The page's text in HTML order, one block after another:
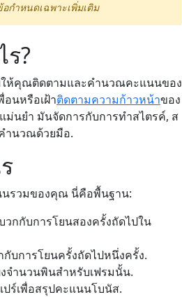
กำหนดเฉพาะเพิ่มเติม
?
ให้คุณติดตามและคำนวณคะแนนของ
นหรือเฝ้าติดตามความก้าวหน้าของ
ม่นยำ มันจัดการกับการทำสไตรค์, ส
ำนวณด้วยมือ.
นรวมของคุณ นี่คือพื้นฐาน:
กกับการโยนสองครั้งถัดไปใน
บการโยนครั้งถัดไปหนึ่งครั้ง.
จำนวนพินสำหรับเฟรมนั้น.
ร์เพื่อสรุปคะแนนโบนัส.